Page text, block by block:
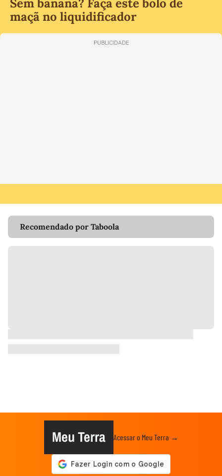
Sem banana? Faça este bolo de
maçã no liquidificador
PUBLICIDADE
Recomendado por Taboola
Meu Terra Acessar o Meu Terra →